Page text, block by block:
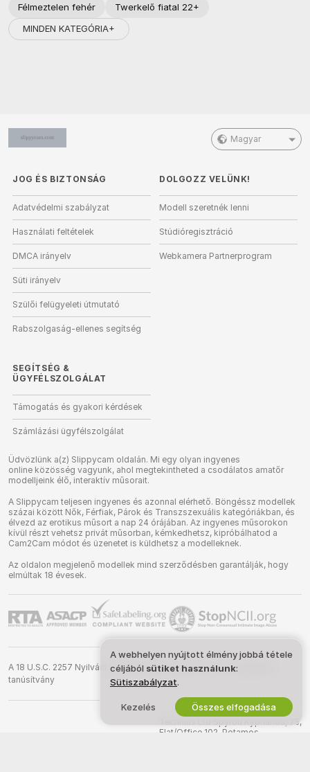
Félmeztelen fehér
Twerkelő fiatal 22+
MINDEN KATEGÓRIA+
Magyar
JOG ÉS BIZTONSÁG
Adatvédelmi szabályzat
Használati feltételek
DMCA irányelv
Süti irányelv
Szülői felügyeleti útmutató
Rabszolgaság-ellenes segítség
DOLGOZZ VELÜNK!
Modell szeretnék lenni
Stúdióregisztráció
Webkamera Partnerprogram
SEGÍTSÉG &
ÜGYFÉLSZOLGÁLAT
Támogatás és gyakori kérdések
Számlázási ügyfélszolgálat
Üdvözlünk a(z) Slippycam oldalán. Mi egy olyan ingyenes
online közösség vagyunk, ahol megtekintheted a csodálatos amatőr
modelljeink élő, interaktív műsorait.
A Slippycam teljesen ingyenes és azonnal elérhető. Böngéssz modellek
százai között Nők, Férfiak, Párok és Transzszexuális kategóriákban, és
élvezd az erotikus műsort a nap 24 órájában. Az ingyenes műsorokon
kívül részt vehetsz privát műsorban, kémkedhetsz, kipróbálhatod a
Cam2Cam módot és üzenetet is küldhetsz a modelleknek.
Az oldalon megjelenő modellek mind szerződésben garantálják, hogy
elmúltak 18 évesek.
A 18 U.S.C. 2257 Nyilvántartási követelményeknek való megfelelési
tanúsítvány
A webhelyen nyújtott élmény jobbá tétele
céljából sütiket használunk:
Sütiszabályzat.
Kezelés Összes elfogadása